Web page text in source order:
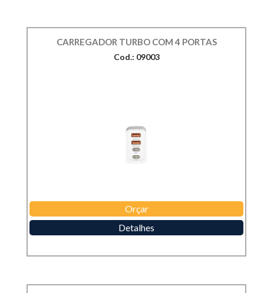
CARREGADOR TURBO COM 4 PORTAS
Cod.: 09003
Orçar
Detalhes